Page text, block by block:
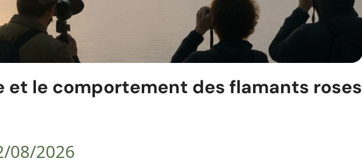
et le comportement des flamants roses
08/2026